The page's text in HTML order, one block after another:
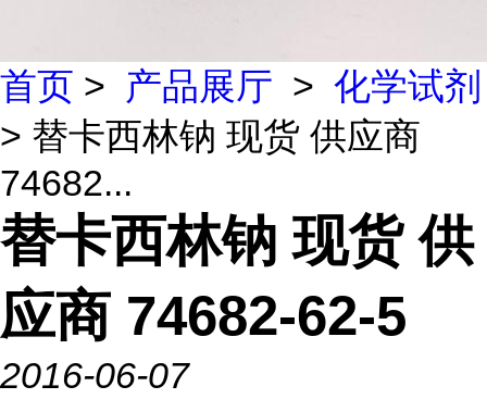
首页 > 产品展厅 > 化学试剂
> 替卡西林钠 现货 供应商
74682...
替卡西林钠 现货 供
应商 74682-62-5
2016-06-07